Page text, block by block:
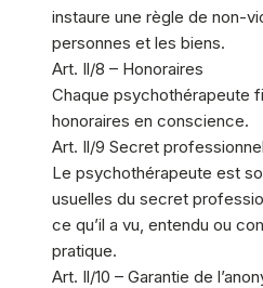
instaure une règle de non-
personnes et les biens.
Art. Il/8 – Honoraires
Chaque psychothérapeute
honoraires en conscience.
Art. Il/9 Secret professionnel
Le psychothérapeute est
usuelles du secret
ce qu’il a vu, entendu ou
pratique.
Art. Il/10 – Garantie de